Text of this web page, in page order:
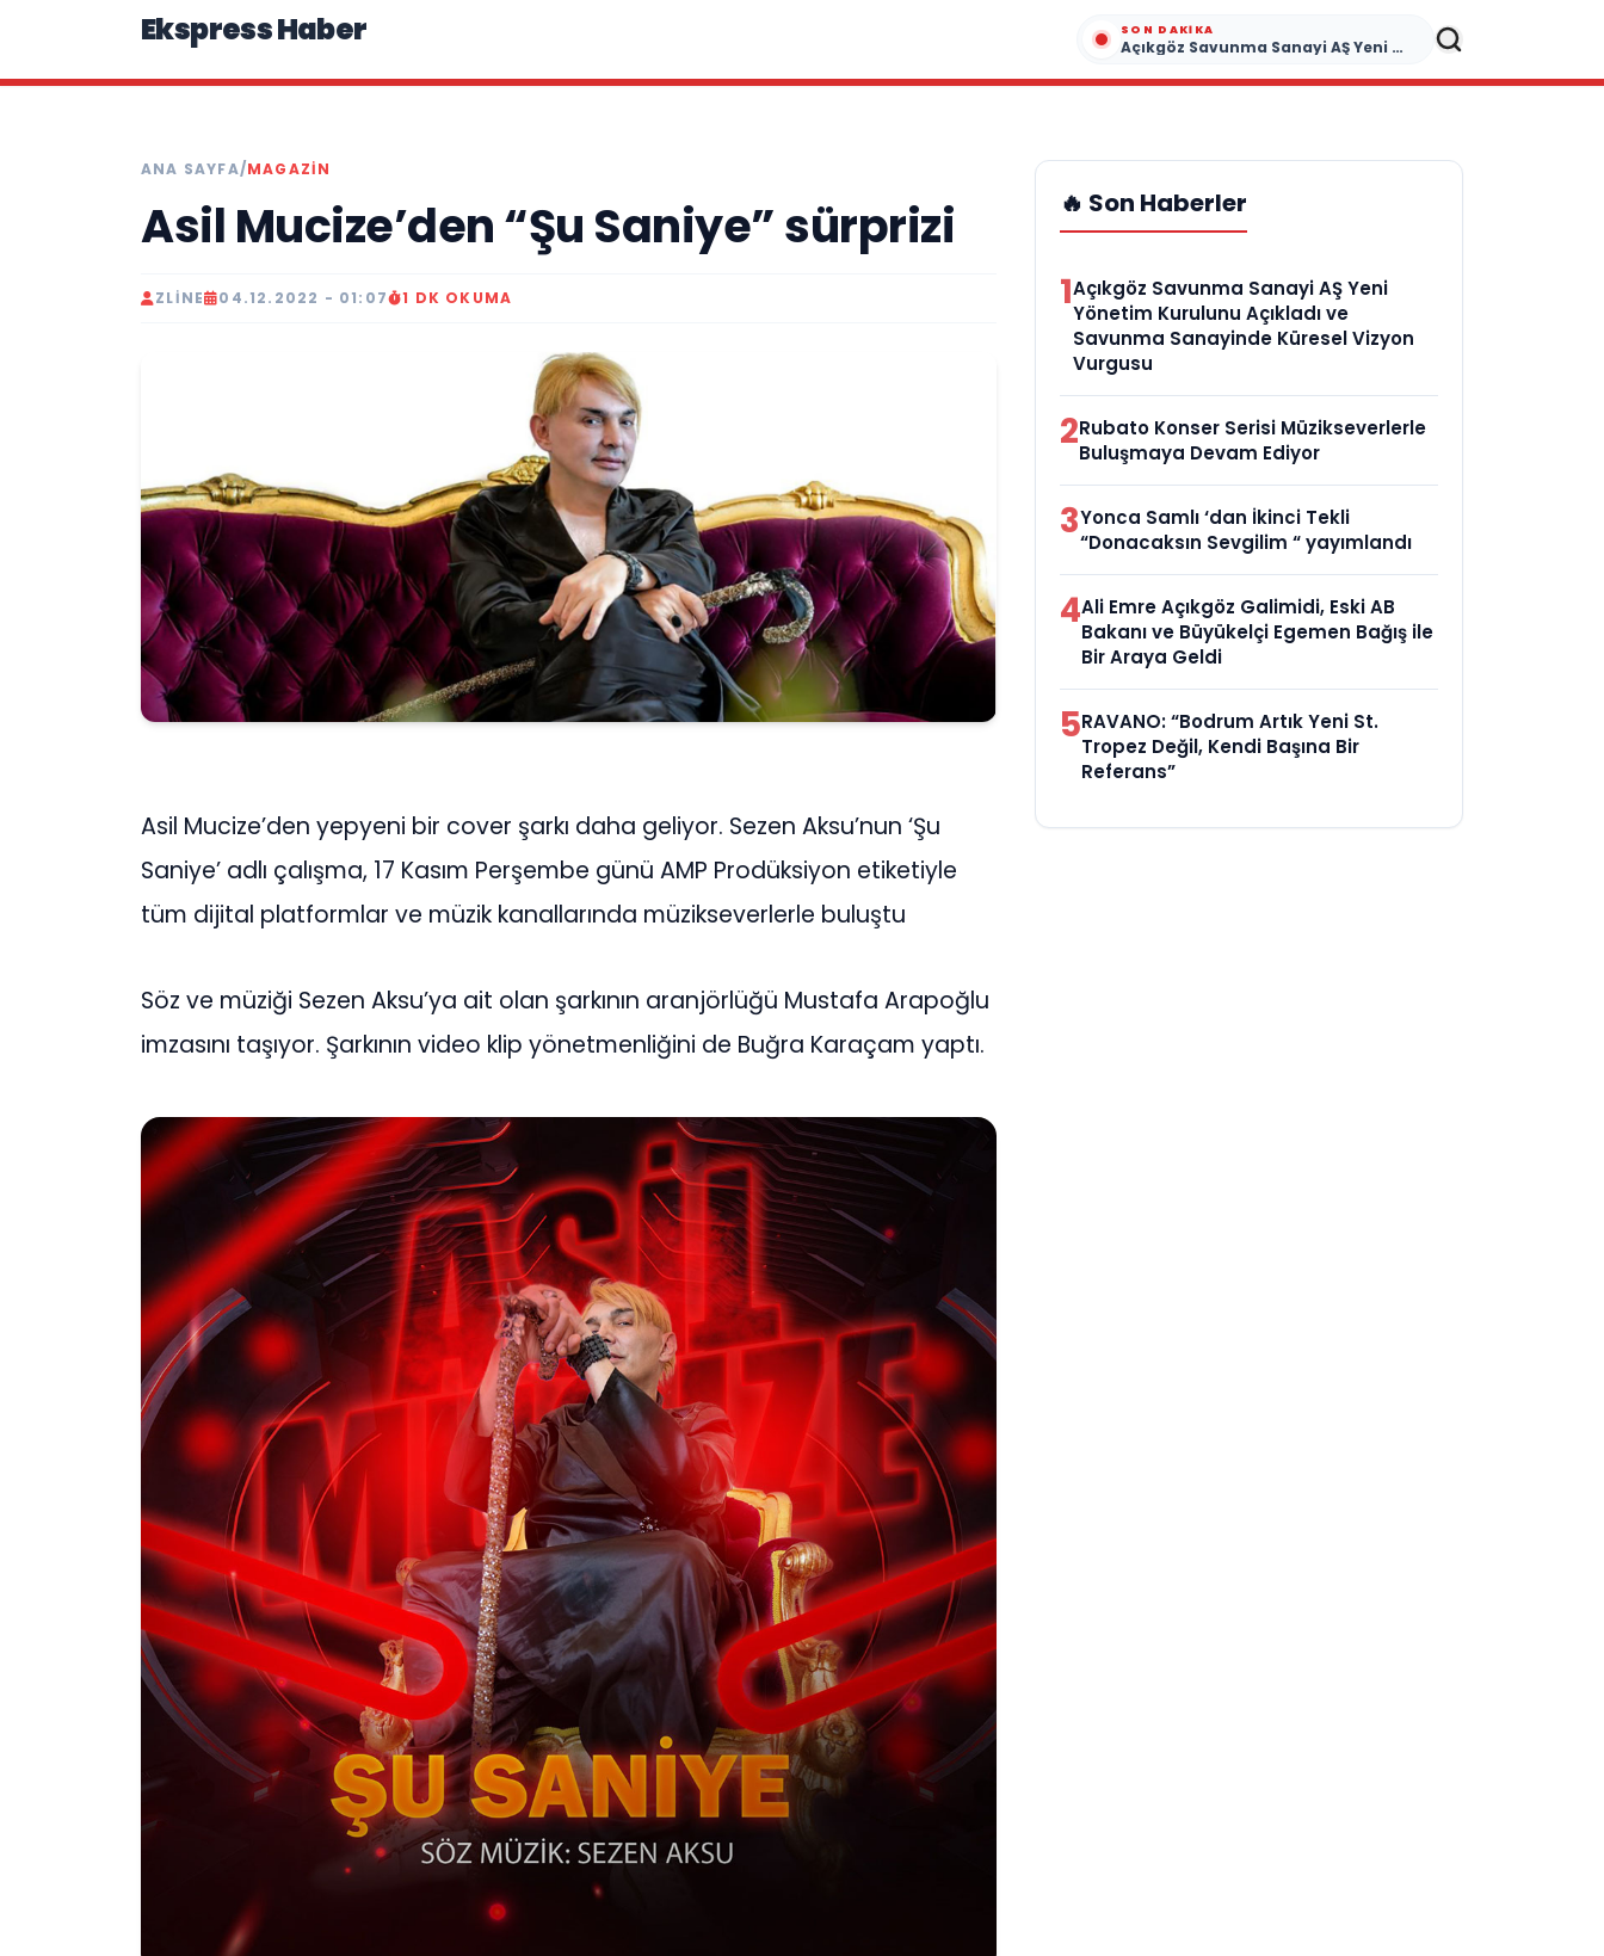
Ekspress Haber SON DAKIKA
Açıkgöz Savunma Sanayi AŞ Yeni Yönetim Kurulunu Açıkladı ve Savunma Sanayinde Küresel Vizyon Vurgusu
ANA SAYFA/MAGAZIN
Asil Mucize’den “Şu Saniye” sürprizi
ZLINE 04.12.2022 - 01:07 1 DK OKUMA
Asil Mucize’den yepyeni bir cover şarkı daha geliyor. Sezen Aksu’nun ‘Şu
Saniye’ adlı çalışma, 17 Kasım Perşembe günü AMP Prodüksiyon etiketiyle
tüm dijital platformlar ve müzik kanallarında müzikseverlerle buluştu
Söz ve müziği Sezen Aksu’ya ait olan şarkının aranjörlüğü Mustafa Arapoğlu
imzasını taşıyor. Şarkının video klip yönetmenliğini de Buğra Karaçam yaptı.
🔥 Son Haberler
1Açıkgöz Savunma Sanayi AŞ Yeni
Yönetim Kurulunu Açıkladı ve
Savunma Sanayinde Küresel Vizyon
Vurgusu
2Rubato Konser Serisi Müzikseverlerle
Buluşmaya Devam Ediyor
3Yonca Samlı ‘dan İkinci Tekli
“Donacaksın Sevgilim “ yayımlandı
4Ali Emre Açıkgöz Galimidi, Eski AB
Bakanı ve Büyükelçi Egemen Bağış ile
Bir Araya Geldi
5RAVANO: “Bodrum Artık Yeni St.
Tropez Değil, Kendi Başına Bir
Referans”